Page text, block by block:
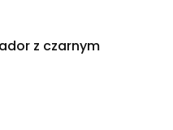
z czarnym